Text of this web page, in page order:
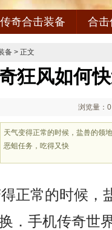
传奇合击装备 合击
备 > 正文
狂风如何
浏览量：0
天气变得正常的时候，盐兽的领
恶蛆任务，吃得又快
正常的时候，
．手机传奇世